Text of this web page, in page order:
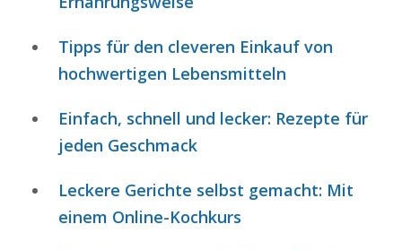
Tipps für den cleveren Einkauf von
hochwertigen Lebensmitteln
Einfach, schnell und lecker: Rezepte für
jeden Geschmack
Leckere Gerichte selbst gemacht: Mit
einem Online-Kochkurs